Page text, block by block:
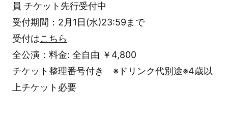
員 チケット先行受付中
受付期間：2月1日(水)23:59まで
受付はこちら
全公演：料金: 全自由 ￥4,800
チケット整理番号付き ※ドリンク代別途※4歳以
上チケット必要